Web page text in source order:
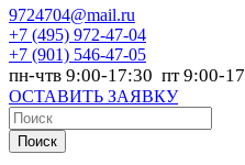
9724704@mail.ru
+7 (495) 972-47-04
+7 (901) 546-47-05
пн-чтв 9:00-17:30 пт 9:00-
ОСТАВИТЬ ЗАЯВКУ
Поиск